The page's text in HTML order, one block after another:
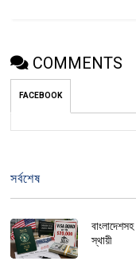
COMMENTS
FACEBOOK
সর্বশেষ
স্থায়ী